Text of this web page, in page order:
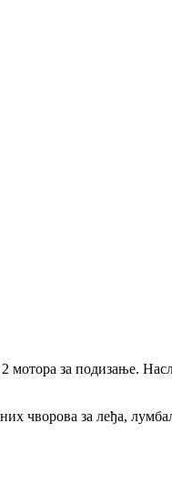
за подизање.
чворова за леђа,